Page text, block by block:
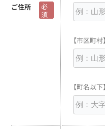
必
須
ご住所
【市区町村】
【町名以下】